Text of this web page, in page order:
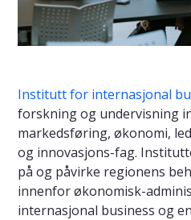
Institutt for internasjonal
forskning og undervisning
markedsføring, økonomi,
og innovasjons-fag.
på og påvirke regionens
innenfor økonomisk-
internasjonal business og